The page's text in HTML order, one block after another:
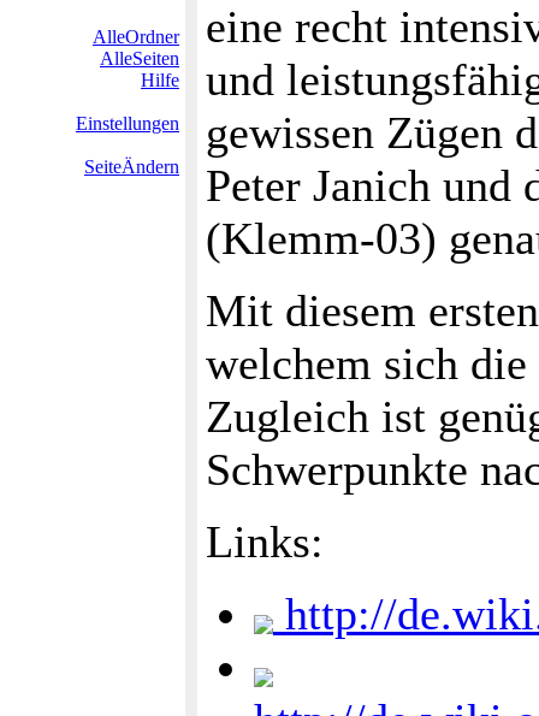
AlleOrdner
AlleSeiten
Hilfe
Einstellungen
SeiteÄndern
eine recht
und
gewissen Zügen
Peter Janich
(Klemm-03)
Mit diesem
welchem sich die
Zugleich ist
Schwerpunkte
Links:
http://